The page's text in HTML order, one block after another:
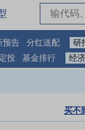
预告 分红送配 研
投 基金排行 经济
买不